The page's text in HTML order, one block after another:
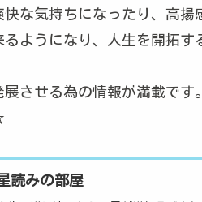
な気持ちになったり、高揚
ようになり、人生を開拓す
させる為の情報が満載で
読みの部屋